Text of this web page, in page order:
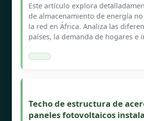
Este artículo explora
de almacenamiento de energía
la red en África. Analiza las
países, la demanda de hogares e
Techo de estructura de
paneles fotovoltaicos